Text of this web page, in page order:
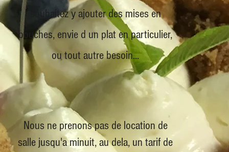
souhaitez y ajouter des mises en
bouches, envie d un plat en particulier,
ou tout autre besoin...
Nous ne prenons pas de location de
salle jusqu'a minuit, au dela, un tarif de